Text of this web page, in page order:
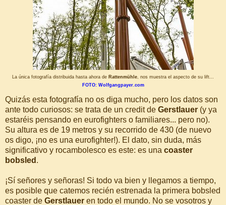
La única fotografía distribuida hasta ahora de Rattenmühle, nos muestra el aspecto de su lift...
FOTO: Wolfgangpayer.com
Quizás esta fotografía no os diga mucho, pero los datos son
ante todo curiosos: se trata de un credit de Gerstlauer (y ya
estaréis pensando en eurofighters o familiares... pero no).
Su altura es de 19 metros y su recorrido de 430 (de nuevo
os digo, ¡no es una eurofighter!). El dato, sin duda, más
significativo y rocambolesco es este: es una coaster
bobsled .
¡Sí señores y señoras! Si todo va bien y llegamos a tiempo,
es posible que catemos recién estrenada la primera bobsled
coaster de Gerstlauer en todo el mundo. No se vosotros y